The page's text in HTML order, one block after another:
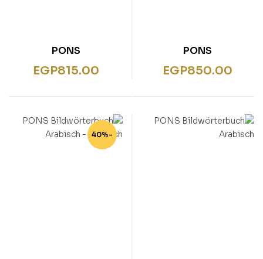
PONS
Basiswörterbuch
EGP850.00
PONS
Basisworterbuch Plus
EGP815.00
-40%